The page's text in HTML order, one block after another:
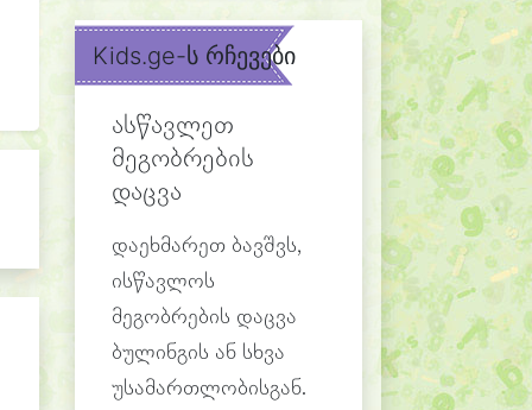
Kids.ge-ს რჩევები
ასწავლეთ
მეგობრების
დაცვა
დაეხმარეთ ბავშვს,
ისწავლოს
მეგობრების დაცვა
ბულინგის ან სხვა
უსამართლობისგან.